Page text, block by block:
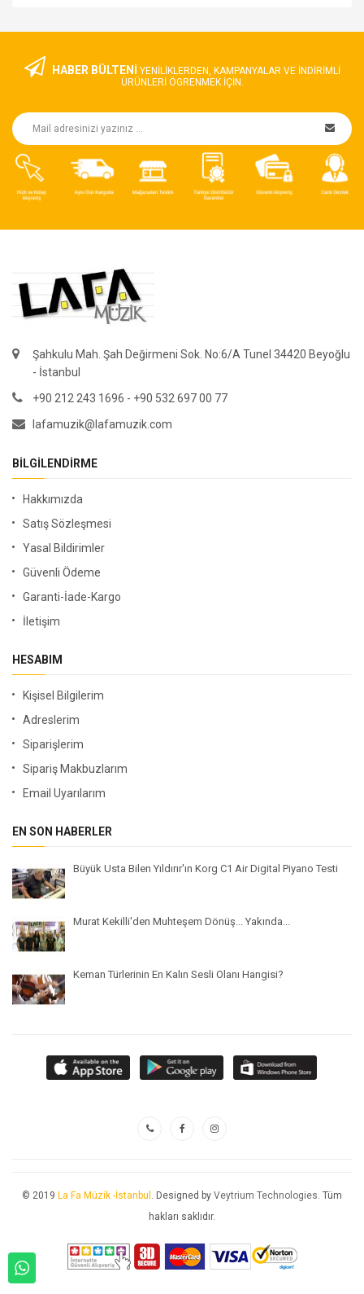
HABER BÜLTENİ YENILIKLERDEN, KAMPANYALAR VE INDIRIMLI
ÜRÜNLERI ÖGRENMEK IÇIN.
Şahkulu Mah. Şah Değirmeni Sok. No:6/A Tunel 34420 Beyoğlu
- İstanbul
+90 212 243 1696 - +90 532 697 00 77
lafamuzik@lafamuzik.com
BILGILENDIRME
Hakkımızda
Satış Sözleşmesi
Yasal Bildirimler
Güvenli Ödeme
Garanti-İade-Kargo
İletişim
HESABIM
Kişisel Bilgilerim
Adreslerim
Siparişlerim
Sipariş Makbuzlarım
Email Uyarılarım
EN SON HABERLER
Büyük Usta Bilen Yıldırır'ın Korg C1 Air Digital Piyano Testi
Murat Kekilli'den Muhteşem Dönüş... Yakında...
Keman Türlerinin En Kalın Sesli Olanı Hangisi?
© 2019 La Fa Müzik -İstanbul . Designed by Veytrium Technologies. Tüm
hakları saklıdır.